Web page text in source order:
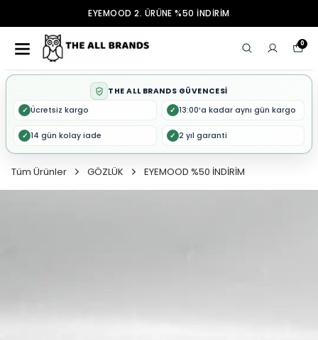
EYEMOOD 2. ÜRÜNE %50 İNDİRİM
0
THE ALL BRANDS GÜVENCESİ
✓ Ücretsiz kargo ✓ 13:00’a kadar aynı gün kargo
✓ 14 gün kolay iade ✓ 2 yıl garanti
Tüm Ürünler GÖZLÜK EYEMOOD %50 İNDİRİM